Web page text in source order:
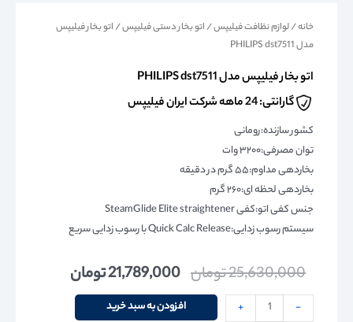
خانه/لوازم نظافت فیلیپس/ اتو بخار دستی فیلیپس/ اتو بخار فیلیپس
مدل PHILIPS dst7511
اتو بخار فیلیپس مدل PHILIPS dst7511
گارانتی: 24 ماهه شرکت ایران فیلیپس
کشور سازنده:رومانی
توان مصرفی:۳۲۰۰ وات
بخاردهی مداوم:۵۵ گرم در دقیقه
بخاردهی لحظه ای:۲۶۰ گرم
جنس کفی اتو:کفی SteamGlide Elite straightener
سیستم رسوب زدایی:Quick Calc Release با رسوب زدایی سریع
25,630,000تومان 21,789,000تومان
-
+ افزودن به سبد خرید